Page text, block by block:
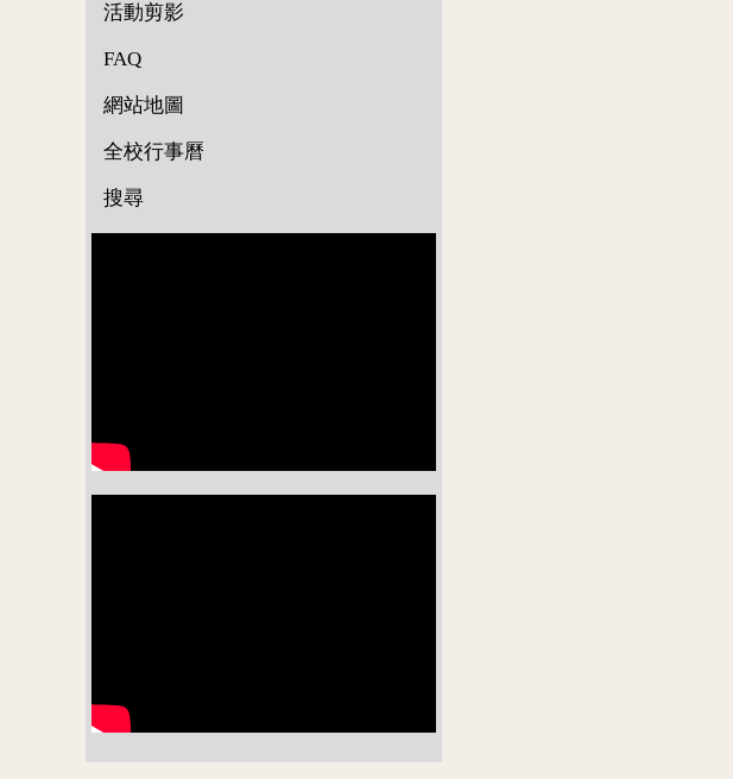
活動剪影
FAQ
網站地圖
全校行事曆
搜尋